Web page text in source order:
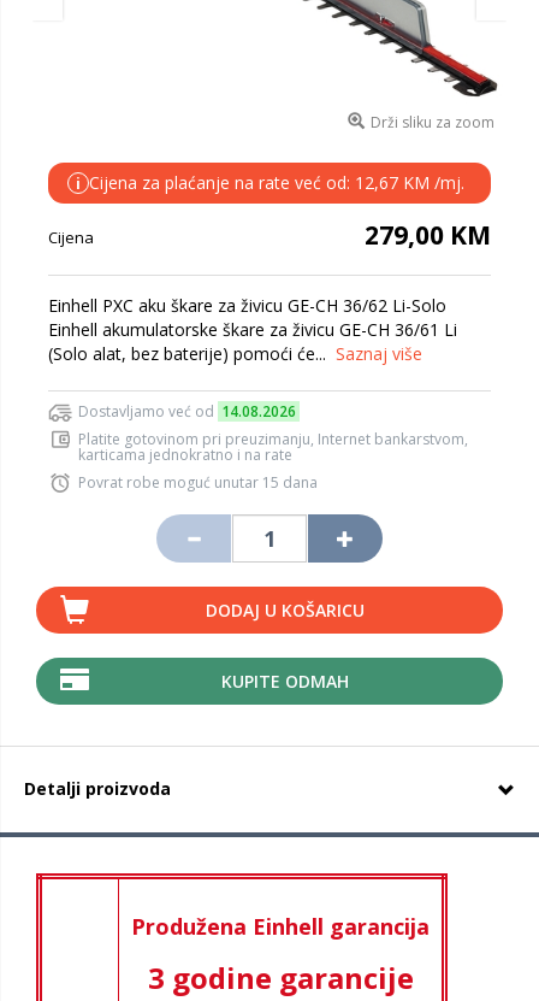
Drži sliku za zoom
i Cijena za plaćanje na rate već od: 12,67 KM /mj.
Cijena 279,00 KM
Einhell PXC aku škare za živicu GE-CH 36/62 Li-Solo
Einhell akumulatorske škare za živicu GE-CH 36/61 Li
(Solo alat, bez baterije) pomoći će... Saznaj više
Dostavljamo već od 14.08.2026
Platite gotovinom pri preuzimanju, Internet bankarstvom,
karticama jednokratno i na rate
Povrat robe moguć unutar 15 dana
DODAJ U KOŠARICU
KUPITE ODMAH
Detalji proizvoda
Produžena Einhell garancija
3 godine garancije